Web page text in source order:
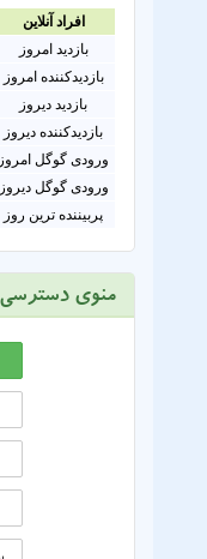
افراد آنلاين
بازدید امروز
بازدیدکننده امروز
بازدید دیروز
بازدیدکننده دیروز
ورودی گوگل امروز
ورودی گوگل دیروز
پربیننده ترین روز
منوی دسترسی